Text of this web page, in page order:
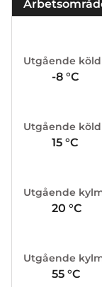
Utgående
-8 °C
Utgående
15 °C
Utgående
20 °C
Utgående
55 °C